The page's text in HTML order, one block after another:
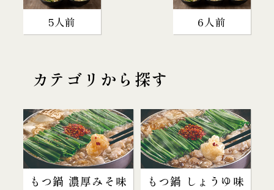
5人前 6人前
カテゴリから探す
もつ鍋 濃厚みそ味 もつ鍋 しょうゆ味